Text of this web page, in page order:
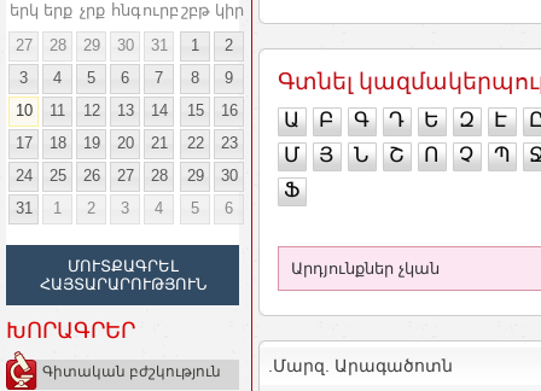
երկ երք չրք հնգուրբ շբթ կիր
27
28 29 30 31 1
2
3
4 5 6 7 8
9
10
11 12 13 14 15
16
17
18 19 20 21 22
23
24
25 26 27 28 29
30
31
1 2 3 4 5 6
ՄՈՒՏՔԱԳՐԵԼ
ՀԱՅՏԱՐԱՐՈՒԹՅՈՒՆ
ԽՈՐԱԳՐԵՐ
Գիտական բժշկություն
Գտնել
Ա Բ Գ Դ Ե Զ Է
Մ
Յ Ն Շ Ո Չ Պ
Ֆ
Արդյունքներ չկան
.Մարզ. Արագածոտն